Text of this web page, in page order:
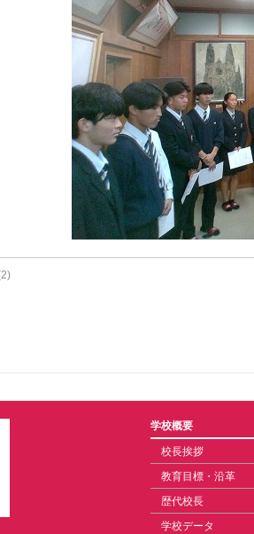
学校概要
校長挨拶
教育目標・沿革
歴代校長
学校データ